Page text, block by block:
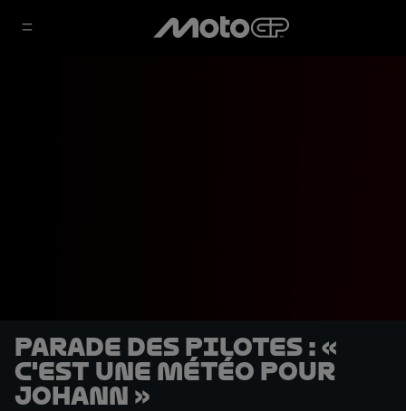
Parade des pilotes : «
C'est une météo pour
Johann »